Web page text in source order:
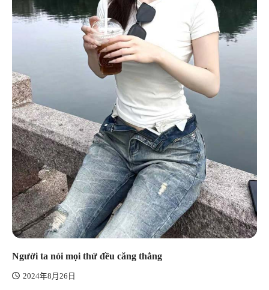
Người ta nói mọi thứ đều căng thẳng
2024年8月26日